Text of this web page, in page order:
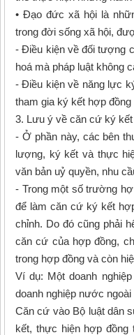
• Đạo đức xã hội là
trong đời sống xã hội,
- Điều kiện về đối tượng
hoá mà pháp luật không
- Điều kiện về năng lực
tham gia ký kết hợp
3. Lưu ý về căn cứ ký
- Ở phần này, các bên
lượng, ký kết và thực
văn bản uỷ quyền, nhu
- Trong một số trường
để làm căn cứ ký kết
chỉnh. Do đó cũng phải
căn cứ của hợp đồng,
trong hợp đồng và còn
Ví dụ: Một doanh
doanh nghiệp nước
Căn cứ vào Bộ luật dân
kết, thực hiện hợp